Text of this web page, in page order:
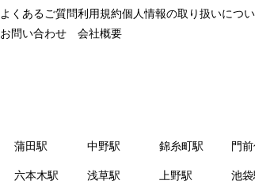
よくあるご質問
お問い合わせ
利用規約
会社概要
個人情報の取り扱いにつ
蒲田駅 中野駅 錦糸町駅 門
六本木駅 浅草駅 上野駅 池